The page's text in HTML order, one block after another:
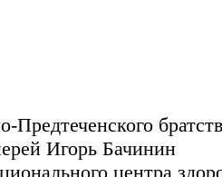
Предтеченского
Игорь Бачинин
центра